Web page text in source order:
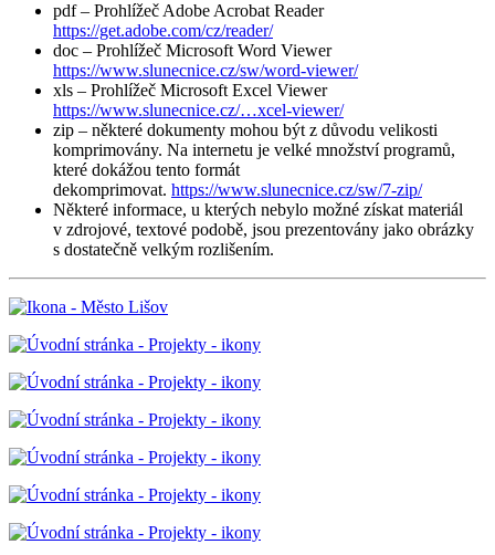
pdf – Prohlížeč Adobe Acrobat Reader
https://get.adobe.com/cz/reader/
doc – Prohlížeč Microsoft Word Viewer
https://www.slunecnice.cz/sw/word-viewer/
xls – Prohlížeč Microsoft Excel Viewer
https://www.slunecnice.cz/…xcel-viewer/
zip – některé dokumenty mohou být z důvodu velikosti
komprimovány. Na internetu je velké množství programů,
které dokážou tento formát
dekomprimovat. https://www.slunecnice.cz/sw/7-zip/
Některé informace, u kterých nebylo možné získat materiál
v zdrojové, textové podobě, jsou prezentovány jako obrázky
s dostatečně velkým rozlišením.